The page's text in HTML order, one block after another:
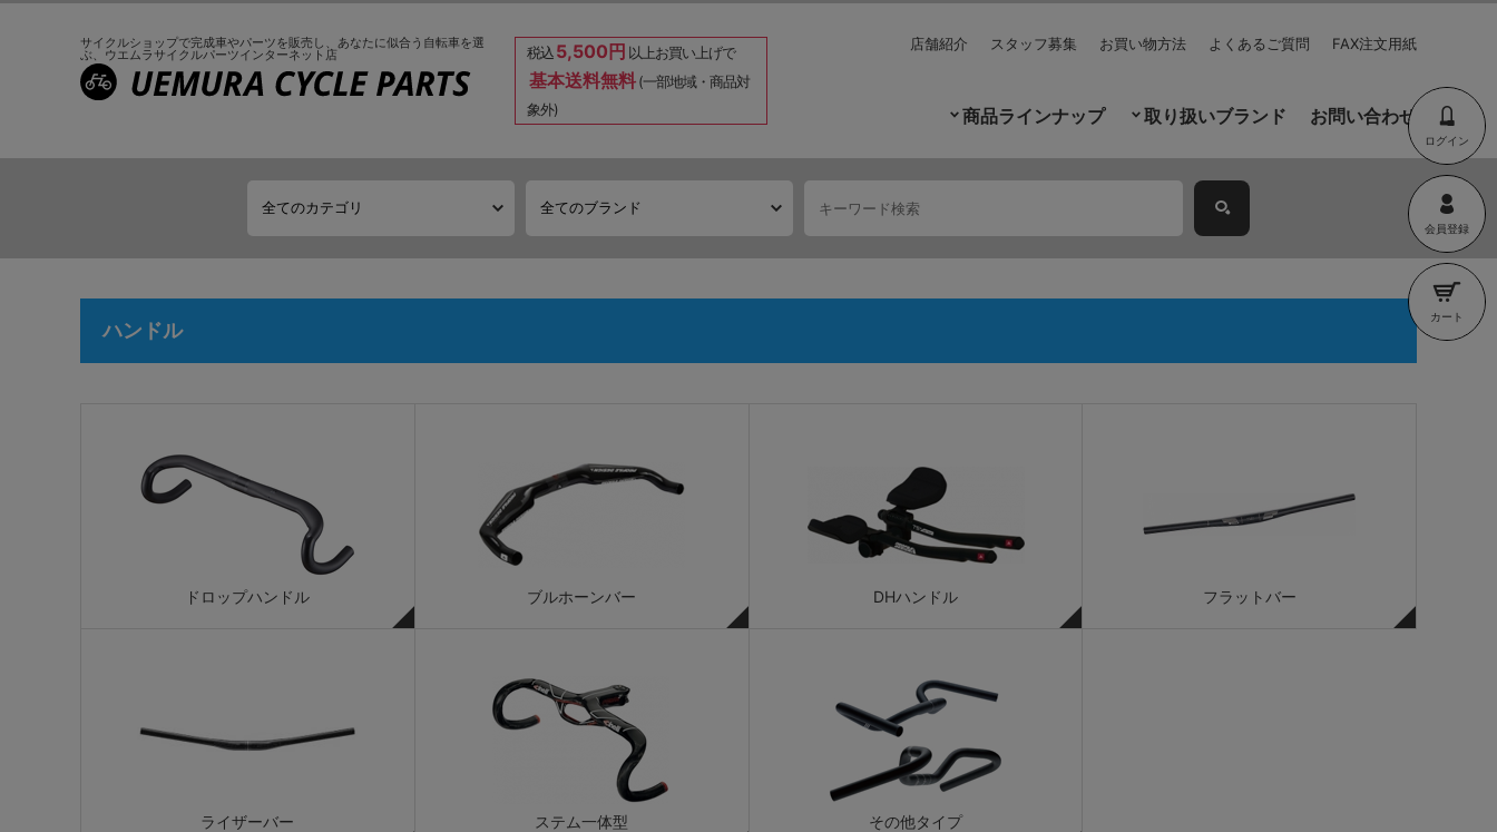
サイクルショップで完成車やパーツを販売し、 あなたに似合う自転車を選
ぶ、 ウエムラサイクルパーツインターネット店 税込5,500円 以上お買い上げで
基本送料無料(一部地域・商品対
象外)
店舗紹介 スタッフ募集 お買い物方法 よくあるご質問 FAX注文用紙
ログイン
会員登録
カート
商品ラインナップ 取り扱いブランド お問い合わせ
ハンドル
ドロップハンドル ブルホーンバー DHハンドル フラットバー
ライザーバー ステム一体型 その他タイプ